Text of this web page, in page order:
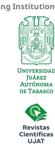
Institution